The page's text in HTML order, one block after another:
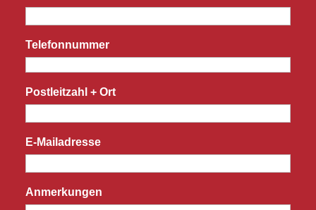
Telefonnummer
Postleitzahl + Ort
E-Mailadresse
Anmerkungen